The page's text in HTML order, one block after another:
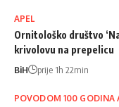
APEL
Ornitološko društvo
krivolovu na prepelicu
BiH prije 1h 22min
POVODOM 100 GODINA